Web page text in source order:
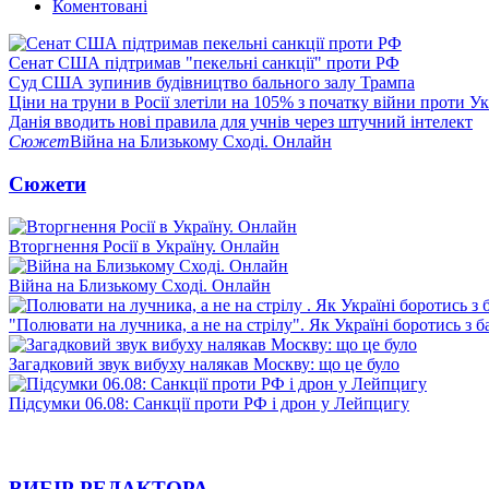
Коментовані
Сенат США підтримав "пекельні санкції" проти РФ
Суд США зупинив будівництво бального залу Трампа
Ціни на труни в Росії злетіли на 105% з початку війни проти
Данія вводить нові правила для учнів через штучний інтелект
СюжетВійна на Близькому Сході. Онлайн
Сюжети
Вторгнення Росії в Україну. Онлайн
Війна на Близькому Сході. Онлайн
"Полювати на лучника, а не на стрілу". Як Україні боротись з
Загадковий звук вибуху налякав Москву: що це було
Підсумки 06.08: Санкції проти РФ і дрон у Лейпцигу